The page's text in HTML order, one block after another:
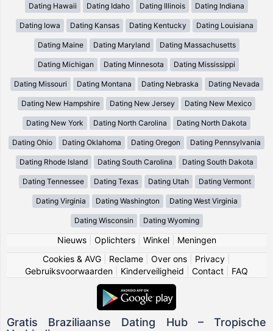
Dating Hawaii Dating Idaho Dating Illinois Dating Indiana
Dating Iowa Dating Kansas Dating Kentucky Dating Louisiana
Dating Maine Dating Maryland Dating Massachusetts
Dating Michigan Dating Minnesota Dating Mississippi
Dating Missouri Dating Montana Dating Nebraska Dating Nevada
Dating New Hampshire Dating New Jersey Dating New Mexico
Dating New York Dating North Carolina Dating North Dakota
Dating Ohio Dating Oklahoma Dating Oregon Dating Pennsylvania
Dating Rhode Island Dating South Carolina Dating South Dakota
Dating Tennessee Dating Texas Dating Utah Dating Vermont
Dating Virginia Dating Washington Dating West Virginia
Dating Wisconsin Dating Wyoming
Nieuws| Oplichters| Winkel| Meningen
Cookies & AVG
Reclame Over ons Privacy
Gebruiksvoorwaarden
Kinderveiligheid Contact FAQ
Gratis Braziliaanse Dating Hub – Tropische